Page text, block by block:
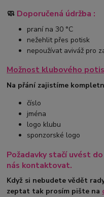
🧼 Doporučená údržba :
praní na 30 °C
nežehlit přes potisk
nepoužívat aviváž pro
Možnost klubového
Na přání zajistíme
číslo
jména
logo klubu
sponzorské logo
Požadavky stačí uvést
nás kontaktovat.
Když si nebudete vědět
zeptat tak prosím pište na